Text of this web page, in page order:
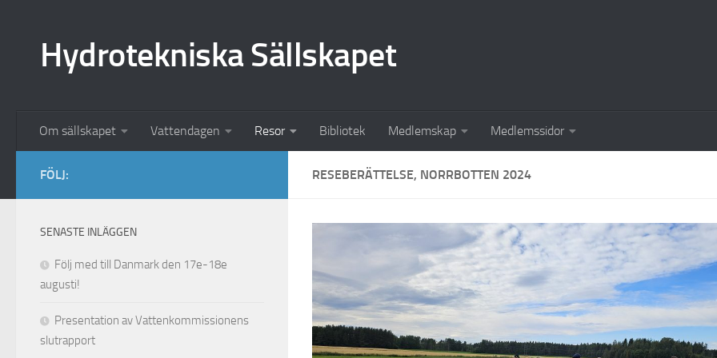
Hydrotekniska Sällskapet
Om sällskapet Vattendagen Resor Bibliotek Medlemskap Medlemssidor
RESEBERÄTTELSE, NORRBOTTEN 2024
FÖLJ:
SENASTE INLÄGGEN
Följ med till Danmark den 17e-18e
augusti!
Presentation av Vattenkommissionens
slutrapport